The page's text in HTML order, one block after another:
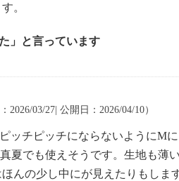
。
」と言っています
2026/03/27| 公開日：2026/04/10）
ッチピッチにならないようにM
夏でも使えそうです。生地も薄
んの少し中にが見えたりもしま